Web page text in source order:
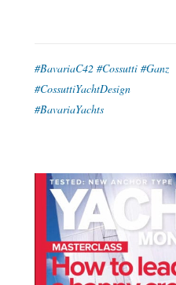
#BavariaC42 #Cossutti #Ganz
#CossuttiYachtDesign
#BavariaYachts